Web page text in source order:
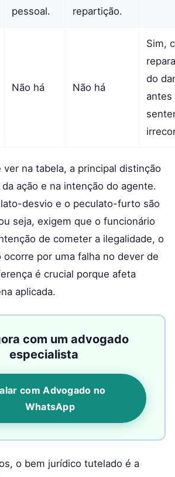
pessoal.
repartição.
Não há Não há
Sim,
do
antes
ver na tabela, a principal distinção
ação e na intenção do agente.
desvio e o peculato-furto são
seja, exigem que o funcionário
de cometer a ilegalidade, o
ocorre por uma falha no dever de
é crucial porque afeta
aplicada.
com um advogado
especialista
com Advogado no
WhatsApp
o bem jurídico tutelado é a